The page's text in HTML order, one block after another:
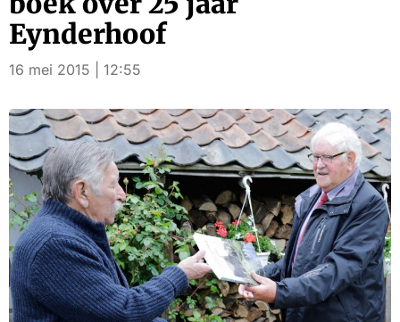
Eynderhoof
16 mei 2015 | 12:55